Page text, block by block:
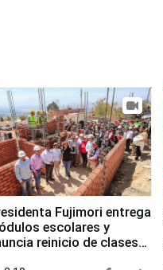
Fujimori entrega
escolares y
reinicio de clases